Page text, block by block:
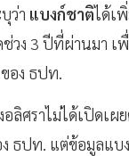
ว่า แบงก์ชาติได้เ
วง 3 ปีที่ผ่านมา เ
อง ธปท.
อลิศราไม่ได้เปิดเผ
ง ธปท. แต่ข้อมูลแบ